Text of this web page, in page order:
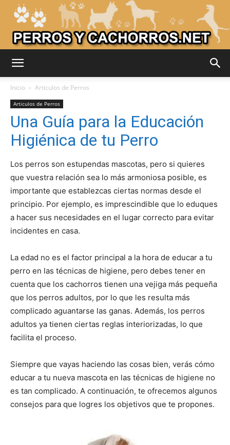
Perros
–
Razas
de
Perros
Fotos
de
Inicio Articulos de Perros
Articulos de Perros
Una Guía para la Educación
Higiénica de tu Perro
Los perros son estupendas mascotas, pero si quieres
que vuestra relación sea lo más armoniosa posible, es
importante que establezcas ciertas normas desde el
principio. Por ejemplo, es imprescindible que lo eduques
a hacer sus necesidades en el lugar correcto para evitar
incidentes en casa.
La edad no es el factor principal a la hora de educar a tu
perro en las técnicas de higiene, pero debes tener en
cuenta que los cachorros tienen una vejiga más pequeña
que los perros adultos, por lo que les resulta más
complicado aguantarse las ganas. Además, los perros
adultos ya tienen ciertas reglas interiorizadas, lo que
facilita el proceso.
Siempre que vayas haciendo las cosas bien, verás cómo
educar a tu nueva mascota en las técnicas de higiene no
es tan complicado. A continuación, te ofrecemos algunos
consejos para que logres los objetivos que te propones.